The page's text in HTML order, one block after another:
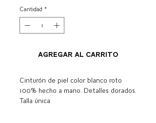
Cantidad *
Agregar al carrito
Cinturón de piel color blanco roto
100% hecho a mano. Detalles dorados.
Talla única